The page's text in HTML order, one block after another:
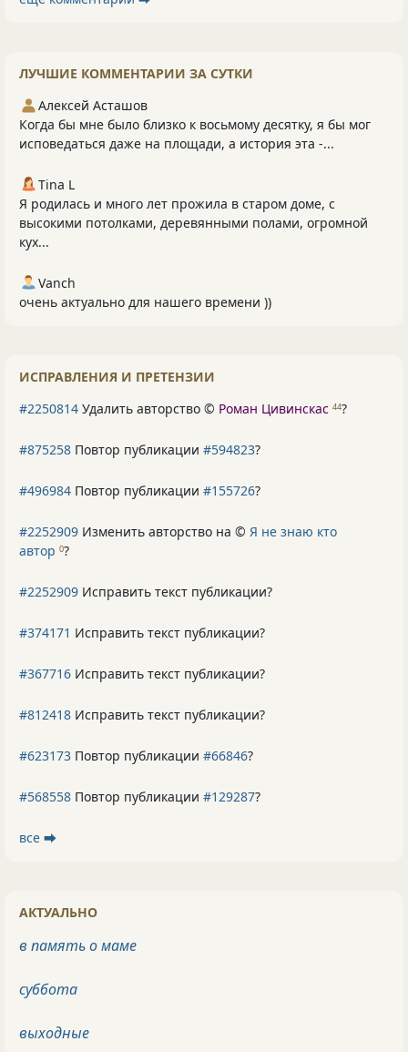
ЛУЧШИЕ КОММЕНТАРИИ ЗА СУТКИ
Алексей Асташов
Когда бы мне было близко к восьмому десятку, я бы мог
исповедаться даже на площади, а история эта -...
Tina L
Я родилась и много лет прожила в старом доме, с
высокими потолками, деревянными полами, огромной
кух...
Vanch
очень актуально для нашего времени ))
ИСПРАВЛЕНИЯ И ПРЕТЕНЗИИ
#2250814 Удалить авторство © Роман Цивинскас 44?
#875258 Повтор публикации #594823?
#496984 Повтор публикации #155726?
#2252909 Изменить авторство на © Я не знаю кто
автор 0?
#2252909 Исправить текст публикации?
#374171 Исправить текст публикации?
#367716 Исправить текст публикации?
#812418 Исправить текст публикации?
#623173 Повтор публикации #66846?
#568558 Повтор публикации #129287?
все ⮕
АКТУАЛЬНО
в память о маме
суббота
выходные